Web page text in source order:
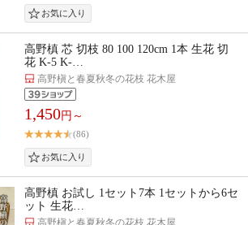
高野槙 芯 切枝 80 100 120cm 1本 生花 切
花 K-5 K-…
高野槇と春夏秋冬の花枝 花木屋
1,450円～
(86)
高野槙 お試し 1セット7本 1セットから6セ
ット 生花…
高野槇と春夏秋冬の花枝 花木屋